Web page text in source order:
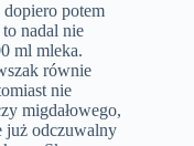
dopiero potem
nadal nie
ml mleka.
równie
nie
migdałowego,
już odczuwalny